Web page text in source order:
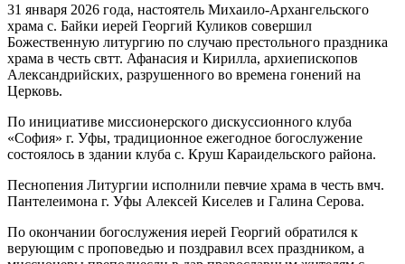
31 января 2026 года, настоятель Михаило-Архангельского
храма с. Байки иерей Георгий Куликов совершил
Божественную литургию по случаю престольного праздника
храма в честь свтт. Афанасия и Кирилла, архиепископов
Александрийских, разрушенного во времена гонений на
Церковь.
По инициативе миссионерского дискуссионного клуба
«София» г. Уфы, традиционное ежегодное богослужение
состоялось в здании клуба с. Круш Караидельского района.
Песнопения Литургии исполнили певчие храма в честь вмч.
Пантелеимона г. Уфы Алексей Киселев и Галина Серова.
По окончании богослужения иерей Георгий обратился к
верующим с проповедью и поздравил всех праздником, а